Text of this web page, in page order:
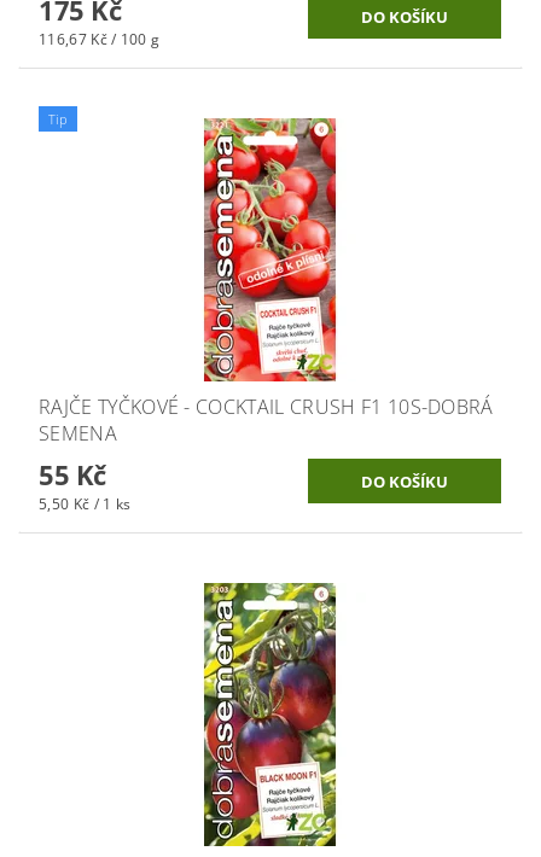
175 Kč
116,67 Kč / 100 g
Tip
RAJČE TYČKOVÉ - COCKTAIL CRUSH F1 10S-DOBRÁ
SEMENA
55 Kč
5,50 Kč / 1 ks